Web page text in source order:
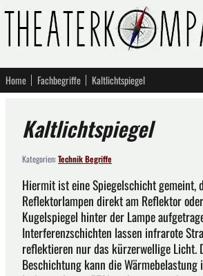
Home Fachbegriffe Kaltlichtspiegel
Kaltlichtspiegel
Kategorien:Technik Begriffe
Hiermit ist eine Spiegelschicht gemeint,
Reflektorlampen direkt am Reflektor
Kugelspiegel hinter der Lampe
Interferenzschichten lassen infrarote
reflektieren nur das kürzerwellige Licht.
Beschichtung kann die